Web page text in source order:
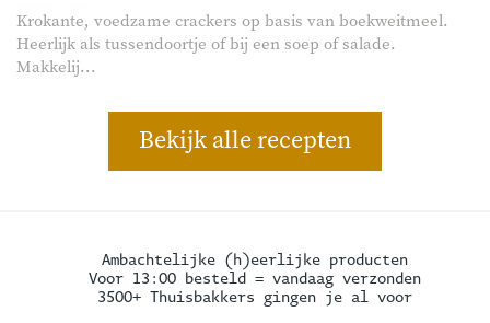
Krokante, voedzame crackers op basis van boekweitmeel.
Heerlijk als tussendoortje of bij een soep of salade.
Makkelij...
Bekijk alle recepten
Ambachtelijke (h)eerlijke producten
Voor 13:00 besteld = vandaag verzonden
3500+ Thuisbakkers gingen je al voor